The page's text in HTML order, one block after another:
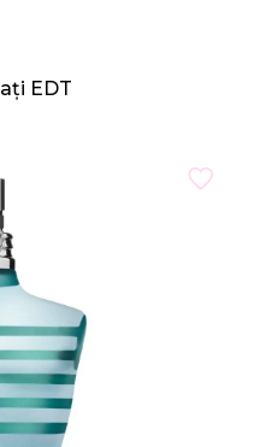
EDT